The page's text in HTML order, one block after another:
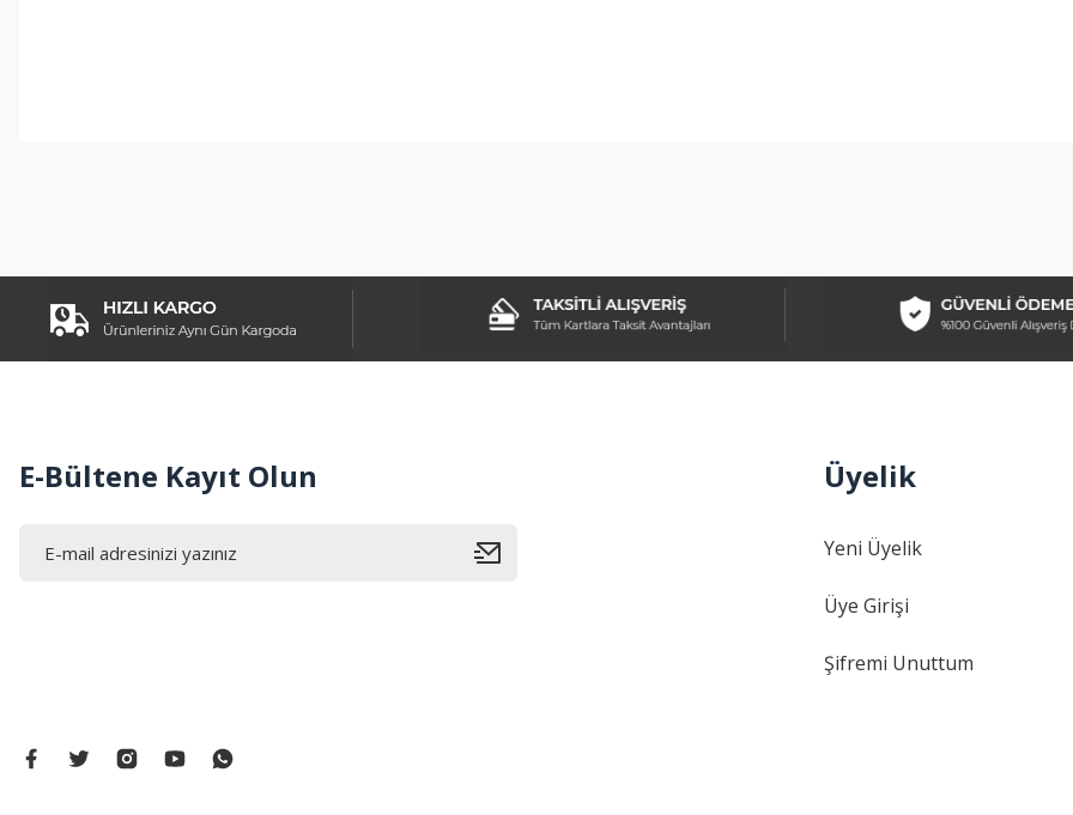
Ürün fiyatı diğer sitelerden daha pahalı.
Bu ürüne benzer farklı alternatifler olmalı.
E-Bültene Kayıt Olun Üyelik
Yeni Üyelik
Üye Girişi
Şifremi Unuttum